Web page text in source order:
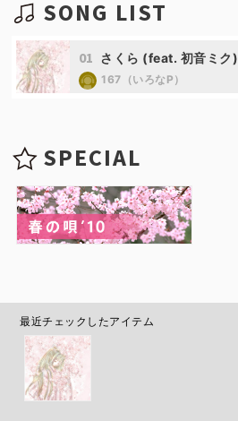
SONG LIST
01 さくら (feat. 初音ミク)
167（いろなP）
SPECIAL
最近チェックしたアイテム